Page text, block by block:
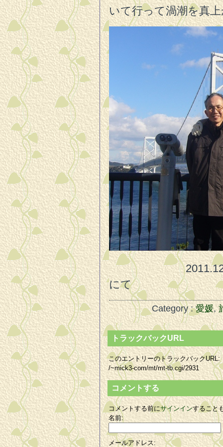
いて行って渦潮を真
2011.12.17 大
にて
Category :愛媛,
トラックバックURL
このエントリーのトラックバックURL:
/~mick3-com/mt/mt-tb.cgi/2931
コメントする
コメントする前にサインインすること
名前:
メールアドレス: